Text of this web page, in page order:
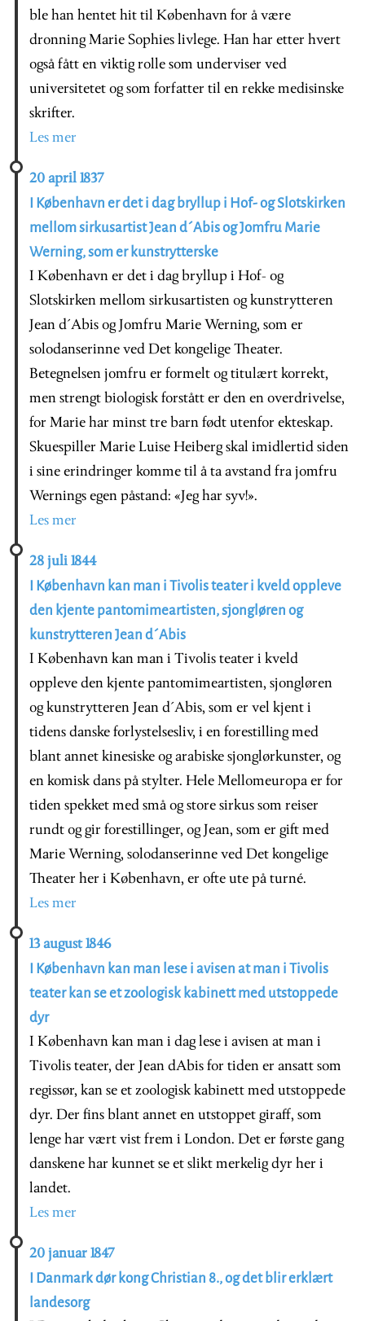
ble han hentet hit til København for å være
dronning Marie Sophies livlege. Han har etter hvert
også fått en viktig rolle som underviser ved
universitetet og som forfatter til en rekke medisinske
skrifter.
Les mer
20 april 1837
I København er det i dag bryllup i Hof- og Slotskirken
mellom sirkusartist Jean d´Abis og Jomfru Marie
Werning, som er kunstrytterske
I København er det i dag bryllup i Hof- og
Slotskirken mellom sirkusartisten og kunstrytteren
Jean d´Abis og Jomfru Marie Werning, som er
solodanserinne ved Det kongelige Theater.
Betegnelsen jomfru er formelt og titulært korrekt,
men strengt biologisk forstått er den en overdrivelse,
for Marie har minst tre barn født utenfor ekteskap.
Skuespiller Marie Luise Heiberg skal imidlertid siden
i sine erindringer komme til å ta avstand fra jomfru
Wernings egen påstand: «Jeg har syv!».
Les mer
28 juli 1844
I København kan man i Tivolis teater i kveld oppleve
den kjente pantomimeartisten, sjongløren og
kunstrytteren Jean d´Abis
I København kan man i Tivolis teater i kveld
oppleve den kjente pantomimeartisten, sjongløren
og kunstrytteren Jean d´Abis, som er vel kjent i
tidens danske forlystelsesliv, i en forestilling med
blant annet kinesiske og arabiske sjonglørkunster, og
en komisk dans på stylter. Hele Mellomeuropa er for
tiden spekket med små og store sirkus som reiser
rundt og gir forestillinger, og Jean, som er gift med
Marie Werning, solodanserinne ved Det kongelige
Theater her i København, er ofte ute på turné.
Les mer
13 august 1846
I København kan man lese i avisen at man i Tivolis
teater kan se et zoologisk kabinett med utstoppede
dyr
I København kan man i dag lese i avisen at man i
Tivolis teater, der Jean dAbis for tiden er ansatt som
regissør, kan se et zoologisk kabinett med utstoppede
dyr. Der fins blant annet en utstoppet giraff, som
lenge har vært vist frem i London. Det er første gang
danskene har kunnet se et slikt merkelig dyr her i
landet.
Les mer
20 januar 1847
I Danmark dør kong Christian 8., og det blir erklært
landesorg